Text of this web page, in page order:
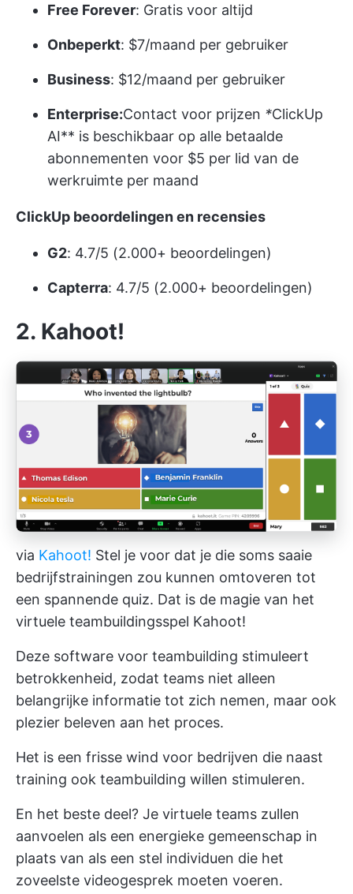
Free Forever: Gratis voor altijd
Onbeperkt: $7/maand per gebruiker
Business: $12/maand per gebruiker
Enterprise:Contact voor prijzen *ClickUp
AI** is beschikbaar op alle betaalde
abonnementen voor $5 per lid van de
werkruimte per maand
ClickUp beoordelingen en recensies
G2: 4.7/5 (2.000+ beoordelingen)
Capterra: 4.7/5 (2.000+ beoordelingen)
2. Kahoot!
via Kahoot! Stel je voor dat je die soms saaie
bedrijfstrainingen zou kunnen omtoveren tot
een spannende quiz. Dat is de magie van het
virtuele teambuildingsspel Kahoot!
Deze software voor teambuilding stimuleert
betrokkenheid, zodat teams niet alleen
belangrijke informatie tot zich nemen, maar ook
plezier beleven aan het proces.
Het is een frisse wind voor bedrijven die naast
training ook teambuilding willen stimuleren.
En het beste deel? Je virtuele teams zullen
aanvoelen als een energieke gemeenschap in
plaats van als een stel individuen die het
zoveelste videogesprek moeten voeren.